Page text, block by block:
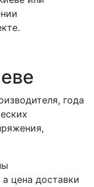
года
цена доставки